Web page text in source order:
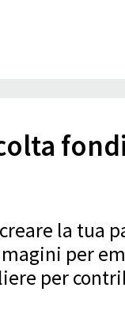
la tua
per
per